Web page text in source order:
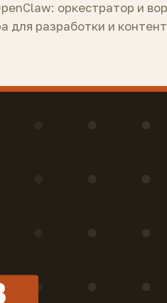
оркестратор и
для разработки и